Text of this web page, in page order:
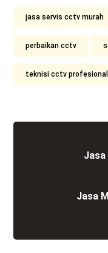
jasa servis cctv murah
perbaikan cctv
teknisi cctv profesional
Jasa
Jasa